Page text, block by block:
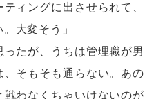
ティングに出させられて、
大変そう」
ったが、うちは管理職が男
そもそも通らない。あの
わなくちゃいけないのが